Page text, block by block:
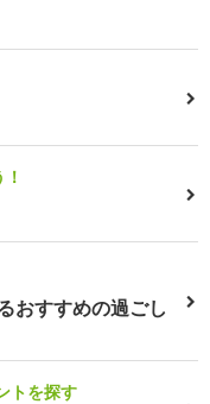
おすすめの過ごし
トを探す